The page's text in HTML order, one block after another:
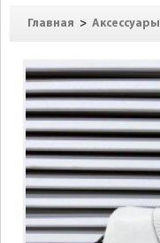
Главная > Аксессуары